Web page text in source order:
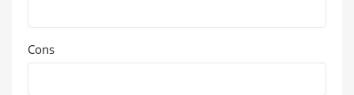
Cons